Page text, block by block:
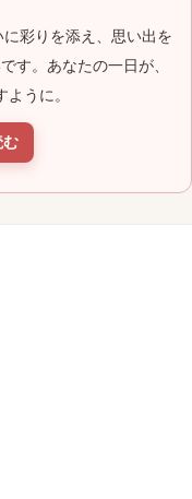
彩りを添え、思い出を
す。あなたの一日が、
うに。
む